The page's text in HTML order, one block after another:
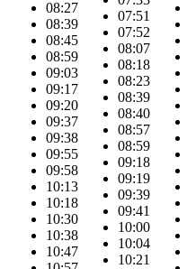
08:27
08:39
08:45
08:59
09:03
09:17
09:20
09:37
09:38
09:55
09:58
10:13
10:18
10:30
10:38
10:47
07:51
07:52
08:07
08:18
08:23
08:39
08:40
08:57
08:59
09:18
09:19
09:39
09:41
10:00
10:04
10:21